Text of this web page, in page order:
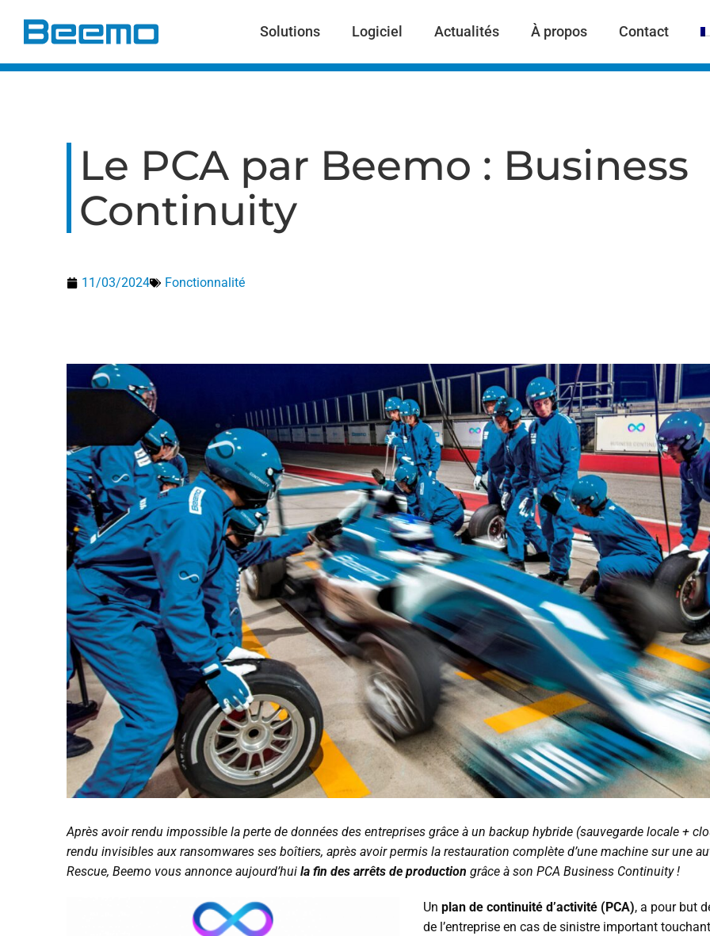
principal
Solutions Logiciel Actualités À propos Contact
Le PCA par Beemo : Business
Continuity
11/03/2024 Fonctionnalité
Après avoir rendu impossible la perte de données des entreprises grâce à un backup hybride (sauvegarde locale +
rendu invisibles aux ransomwares ses boîtiers, après avoir permis la restauration complète d’une machine sur une
Rescue, Beemo vous annonce aujourd’hui la fin des arrêts de production grâce à son PCA Business Continuity !
Un plan de continuité d’activité (PCA), a pour but
de l’entreprise en cas de sinistre important